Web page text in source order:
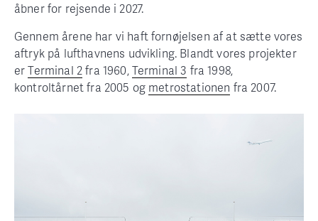
åbner for rejsende i 2027.
Gennem årene har vi haft fornøjelsen af at sætte vores
aftryk på lufthavnens udvikling. Blandt vores projekter
erTerminal 2 fra 1960, Terminal 3 fra 1998,
kontroltårnet fra 2005 og metrostationen fra 2007.